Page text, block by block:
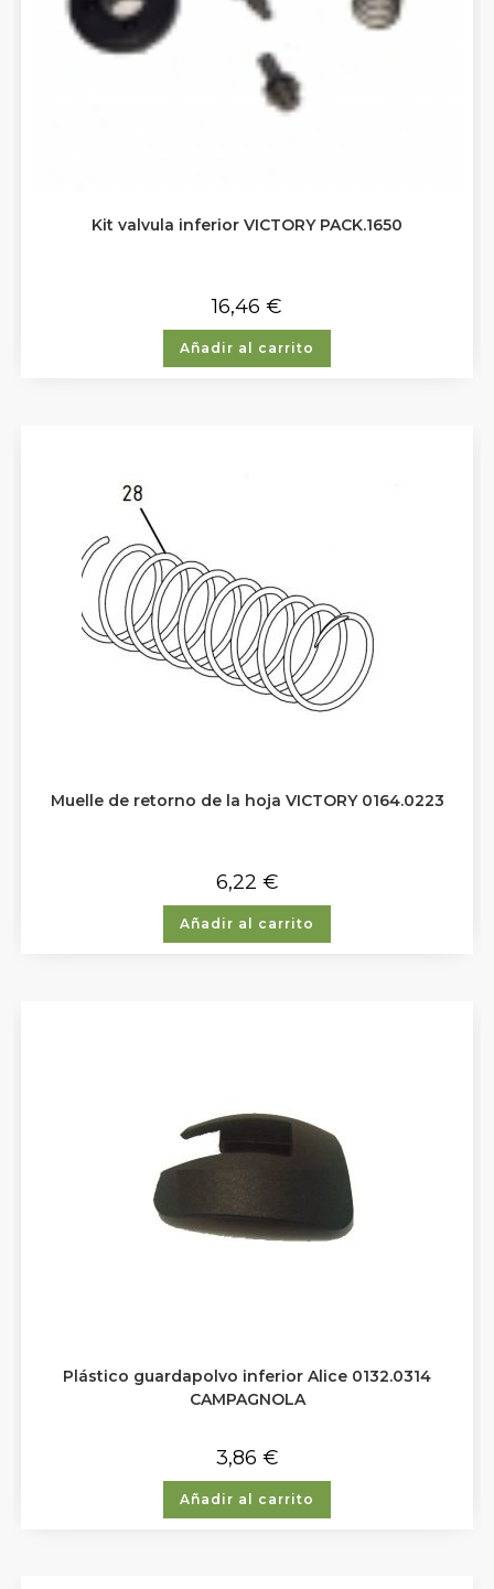
Kit valvula inferior VICTORY PACK.1650
16,46 €
Añadir al carrito
Muelle de retorno de la hoja VICTORY 0164.0223
6,22 €
Añadir al carrito
Plástico guardapolvo inferior Alice 0132.0314
CAMPAGNOLA
3,86 €
Añadir al carrito